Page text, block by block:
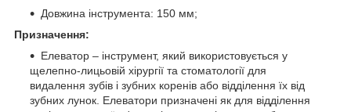
Довжина інструмента: 150 мм;
Призначення:
Елеватор – інструмент, який використовується у
щелепно-лицьовій хірургії та стоматології для
видалення зубів і зубних коренів або відділення їх від
зубних лунок. Елеватори призначені як для відділення